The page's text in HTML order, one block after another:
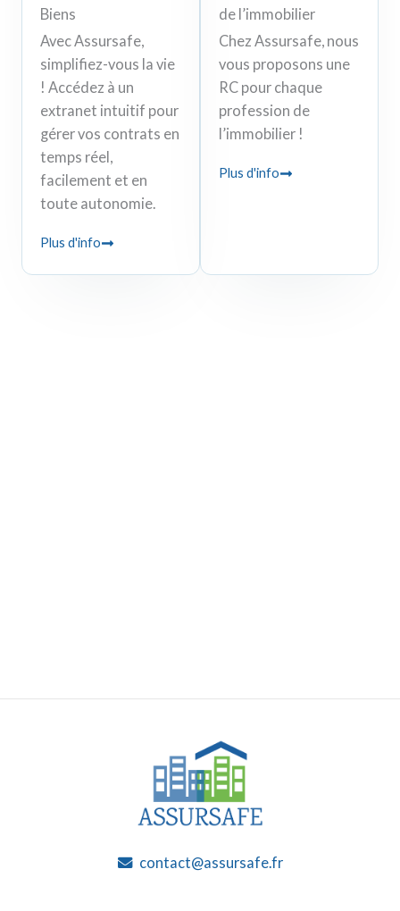
Biens
Avec Assursafe,
simplifiez-vous la vie
! Accédez à un
extranet intuitif pour
gérer vos contrats en
temps réel,
facilement et en
toute autonomie.
Plus d'info
de l’immobilier
Chez Assursafe, nous
vous proposons une
RC pour chaque
profession de
l’immobilier !
Plus d'info
contact@assursafe.fr